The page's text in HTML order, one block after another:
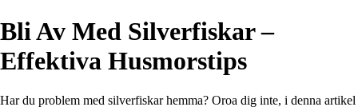
Bli Av Med Silverfiskar –
Effektiva Husmorstips
Har du problem med silverfiskar hemma? Oroa dig inte, i denna artikel